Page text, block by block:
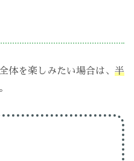
体を楽しみたい場合は、 半